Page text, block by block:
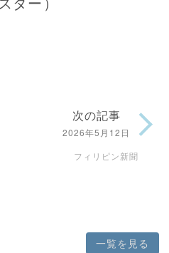
次の記事
2026年5月12日
フィリピン新聞
一覧を見る